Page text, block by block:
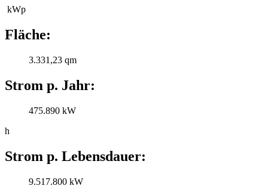
kWp
Fläche:
3.331,23 qm
Strom p. Jahr:
475.890 kW
h
Strom p. Lebensdauer:
9.517.800 kW